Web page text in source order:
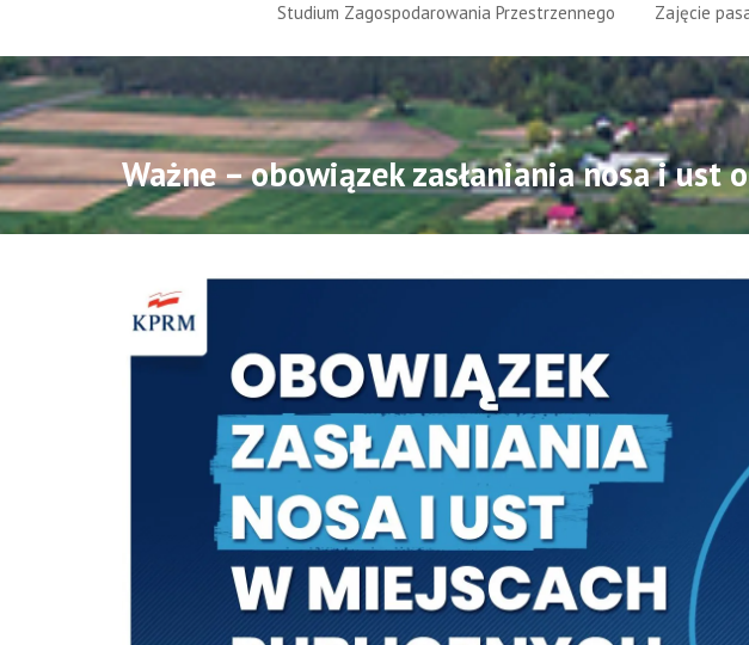
Studium Zagospodarowania Przestrzennego Zajęcie
Ważne – obowiązek zasłaniania nosa i ust